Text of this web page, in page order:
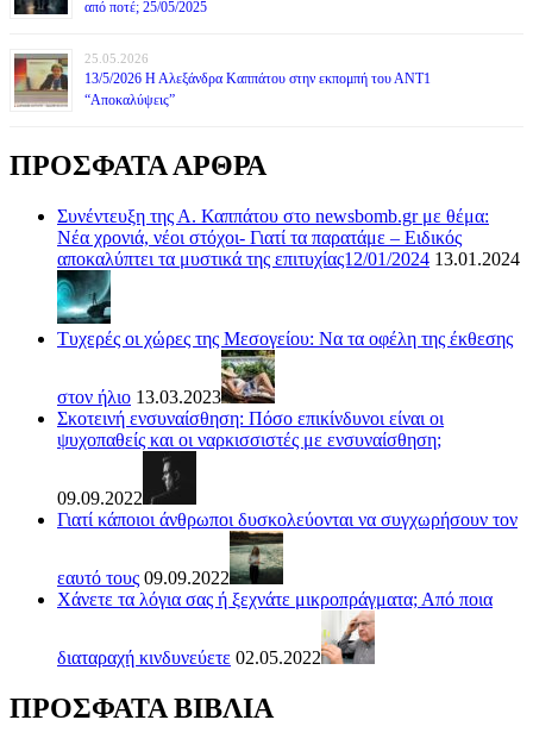
από ποτέ; 25/05/2025
25.05.2026
13/5/2026 Η Αλεξάνδρα Καππάτου στην εκπομπή του ΑΝΤ1
“Αποκαλύψεις”
ΠΡΟΣΦΑΤΑ ΑΡΘΡΑ
Συνέντευξη της Α. Καππάτου στο newsbomb.gr με θέμα:
Νέα χρονιά, νέοι στόχοι- Γιατί τα παρατάμε – Ειδικός
αποκαλύπτει τα μυστικά της επιτυχίας12/01/2024 13.01.2024
Τυχερές οι χώρες της Μεσογείου: Να τα οφέλη της έκθεσης
στον ήλιο 13.03.2023
Σκοτεινή ενσυναίσθηση: Πόσο επικίνδυνοι είναι οι
ψυχοπαθείς και οι ναρκισσιστές με ενσυναίσθηση;
09.09.2022
Γιατί κάποιοι άνθρωποι δυσκολεύονται να συγχωρήσουν τον
εαυτό τους 09.09.2022
Χάνετε τα λόγια σας ή ξεχνάτε μικροπράγματα; Από ποια
διαταραχή κινδυνεύετε 02.05.2022
ΠΡΟΣΦΑΤΑ ΒΙΒΛΙΑ